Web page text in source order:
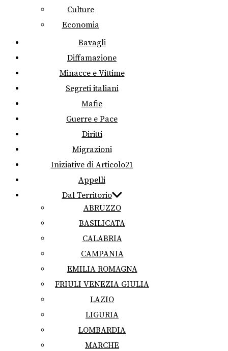
Culture
Economia
Bavagli
Diffamazione
Minacce e Vittime
Segreti italiani
Mafie
Guerre e Pace
Diritti
Migrazioni
Iniziative di Articolo21
Appelli
Dal Territorio
ABRUZZO
BASILICATA
CALABRIA
CAMPANIA
EMILIA ROMAGNA
FRIULI VENEZIA GIULIA
LAZIO
LIGURIA
LOMBARDIA
MARCHE